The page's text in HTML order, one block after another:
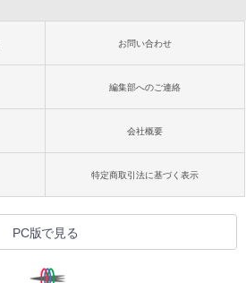
お問い合わせ
編集部へのご連絡
会社概要
特定商取引法に基づく表示
PC版で見る